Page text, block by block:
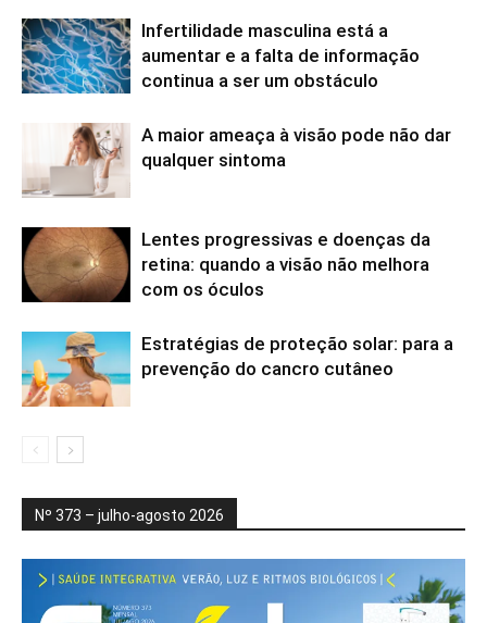
Infertilidade masculina está a
aumentar e a falta de informação
continua a ser um obstáculo
A maior ameaça à visão pode não dar
qualquer sintoma
Lentes progressivas e doenças da
retina: quando a visão não melhora
com os óculos
Estratégias de proteção solar: para a
prevenção do cancro cutâneo
Nº 373 – julho-agosto 2026